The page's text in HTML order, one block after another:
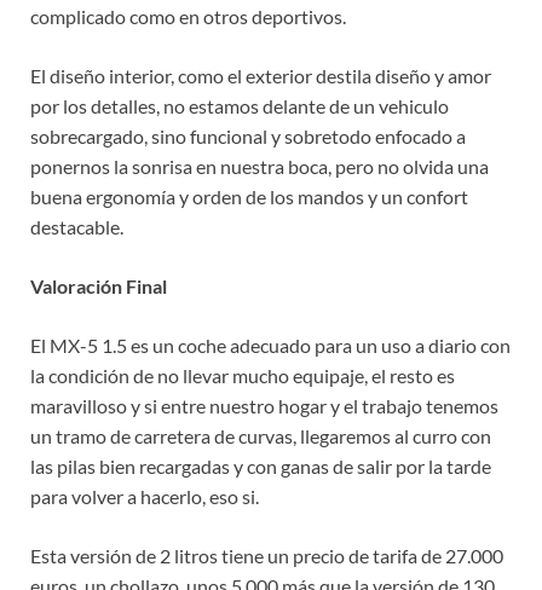
complicado como en otros deportivos.
El diseño interior, como el exterior destila diseño y amor
por los detalles, no estamos delante de un vehiculo
sobrecargado, sino funcional y sobretodo enfocado a
ponernos la sonrisa en nuestra boca, pero no olvida una
buena ergonomía y orden de los mandos y un confort
destacable.
Valoración Final
El MX-5 1.5 es un coche adecuado para un uso a diario con
la condición de no llevar mucho equipaje, el resto es
maravilloso y si entre nuestro hogar y el trabajo tenemos
un tramo de carretera de curvas, llegaremos al curro con
las pilas bien recargadas y con ganas de salir por la tarde
para volver a hacerlo, eso si.
Esta versión de 2 litros tiene un precio de tarifa de 27.000